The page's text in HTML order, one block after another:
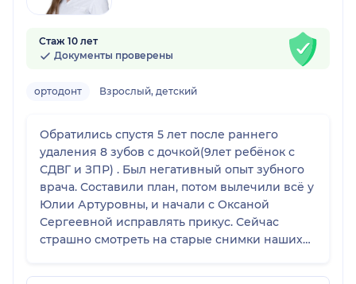
Стаж 10 лет
Документы проверены
ортодонт Взрослый, детский
Обратились спустя 5 лет после раннего
удаления 8 зубов с дочкой(9лет ребёнок с
СДВГ и ЗПР) . Был негативный опыт зубного
врача. Составили план, потом вылечили всë у
Юлии Артуровны, и начали с Оксаной
Сергеевной исправлять прикус. Сейчас
страшно смотреть на старые снимки наших
есть! Прикус исправили, готовим место для